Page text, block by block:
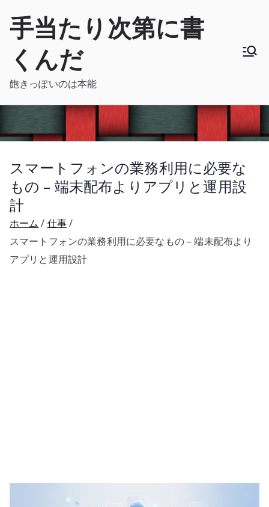
手当たり次第に書
くんだ
飽きっぽいのは本能
スマートフォンの業務利用に必要な
もの – 端末配布よりアプリと運用設
計
ホーム
仕事
スマートフォンの業務利用に必要なもの – 端末配布より
アプリと運用設計